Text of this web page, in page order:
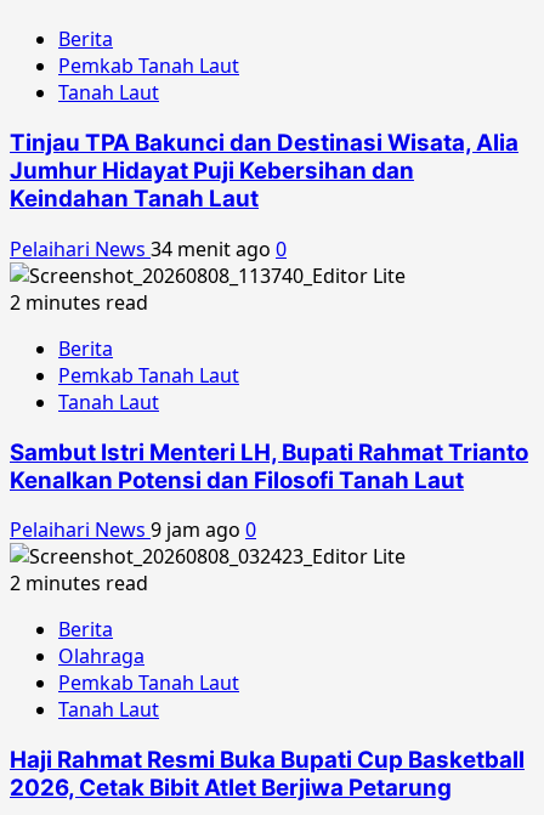
Berita
Pemkab Tanah Laut
Tanah Laut
Tinjau TPA Bakunci dan Destinasi Wisata, Alia
Jumhur Hidayat Puji Kebersihan dan
Keindahan Tanah Laut
Pelaihari News 34 menit ago 0
2 minutes read
Berita
Pemkab Tanah Laut
Tanah Laut
Sambut Istri Menteri LH, Bupati Rahmat Trianto
Kenalkan Potensi dan Filosofi Tanah Laut
Pelaihari News 9 jam ago 0
2 minutes read
Berita
Olahraga
Pemkab Tanah Laut
Tanah Laut
Haji Rahmat Resmi Buka Bupati Cup Basketball
2026, Cetak Bibit Atlet Berjiwa Petarung